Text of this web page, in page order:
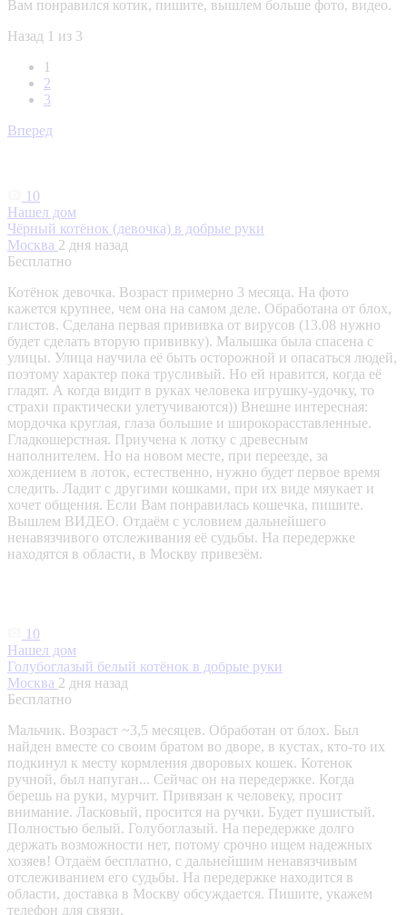
Вам понравился котик, пишите, вышлем больше фото, видео.
Назад 1 из 3
1
2
3
Вперед
10
Нашел дом
Чёрный котёнок (девочка) в добрые руки
Москва 2 дня назад
Бесплатно
Котёнок девочка. Возраст примерно 3 месяца. На фото
кажется крупнее, чем она на самом деле. Обработана от блох,
глистов. Сделана первая прививка от вирусов (13.08 нужно
будет сделать вторую прививку). Малышка была спасена с
улицы. Улица научила её быть осторожной и опасаться людей,
поэтому характер пока трусливый. Но ей нравится, когда её
гладят. А когда видит в руках человека игрушку-удочку, то
страхи практически улетучиваются)) Внешне интересная:
мордочка круглая, глаза большие и широкорасставленные.
Гладкошерстная. Приучена к лотку с древесным
наполнителем. Но на новом месте, при переезде, за
хождением в лоток, естественно, нужно будет первое время
следить. Ладит с другими кошками, при их виде мяукает и
хочет общения. Если Вам понравилась кошечка, пишите.
Вышлем ВИДЕО. Отдаём с условием дальнейшего
ненавязчивого отслеживания её судьбы. На передержке
находятся в области, в Москву привезём.
10
Нашел дом
Голубоглазый белый котёнок в добрые руки
Москва 2 дня назад
Бесплатно
Мальчик. Возраст ~3,5 месяцев. Обработан от блох. Был
найден вместе со своим братом во дворе, в кустах, кто-то их
подкинул к месту кормления дворовых кошек. Котенок
ручной, был напуган... Сейчас он на передержке. Когда
берешь на руки, мурчит. Привязан к человеку, просит
внимание. Ласковый, просится на ручки. Будет пушистый.
Полностью белый. Голубоглазый. На передержке долго
держать возможности нет, потому срочно ищем надежных
хозяев! Отдаём бесплатно, с дальнейшим ненавязчивым
отслеживанием его судьбы. На передержке находится в
области, доставка в Москву обсуждается. Пишите, укажем
телефон для связи.